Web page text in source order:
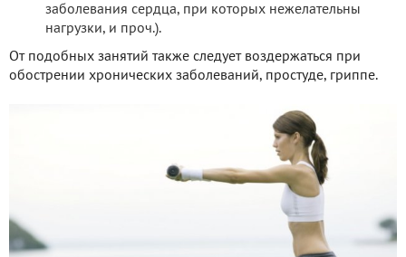
заболевания сердца, при которых нежелательны
нагрузки, и проч.).
От подобных занятий также следует воздержаться при
обострении хронических заболеваний, простуде, гриппе.